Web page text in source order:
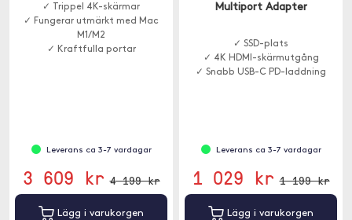
✓ Trippel 4K-skärmar
✓ Fungerar utmärkt med Mac
M1/M2
✓ Kraftfulla portar
Leverans ca 3-7 vardagar
3 609 kr 4 199 kr
Lägg i varukorgen
Multiport Adapter
✓ SSD-plats
✓ 4K HDMI-skärmutgång
✓ Snabb USB-C PD-laddning
Leverans ca 3-7 vardagar
1 029 kr 1 199 kr
Lägg i varukorgen